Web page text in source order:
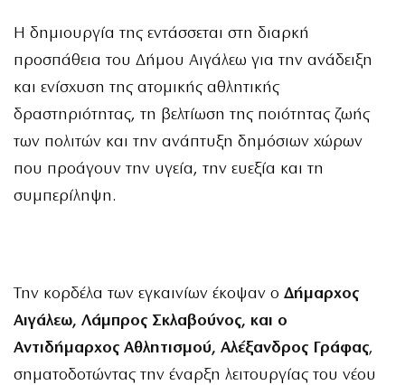
Η δημιουργία της εντάσσεται στη διαρκή
προσπάθεια του Δήμου Αιγάλεω για την ανάδειξη
και ενίσχυση της ατομικής αθλητικής
δραστηριότητας, τη βελτίωση της ποιότητας ζωής
των πολιτών και την ανάπτυξη δημόσιων χώρων
που προάγουν την υγεία, την ευεξία και τη
συμπερίληψη.
Την κορδέλα των εγκαινίων έκοψαν ο Δήμαρχος
Αιγάλεω, Λάμπρος Σκλαβούνος, και ο
Αντιδήμαρχος Αθλητισμού, Αλέξανδρος Γράφας,
σηματοδοτώντας την έναρξη λειτουργίας του νέου